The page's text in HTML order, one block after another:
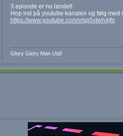
3 episode er nu landet!
Hop ind på youtube kanalen og følg med
https://www.youtube.com/v/sp5vIwh4jfo
Glory Glory Man Utd!